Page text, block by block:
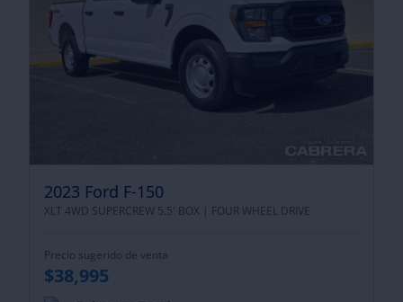
2023 Ford F-150
XLT 4WD SUPERCREW 5.5' BOX | FOUR WHEEL DRIVE
Precio sugerido de venta
$38,995